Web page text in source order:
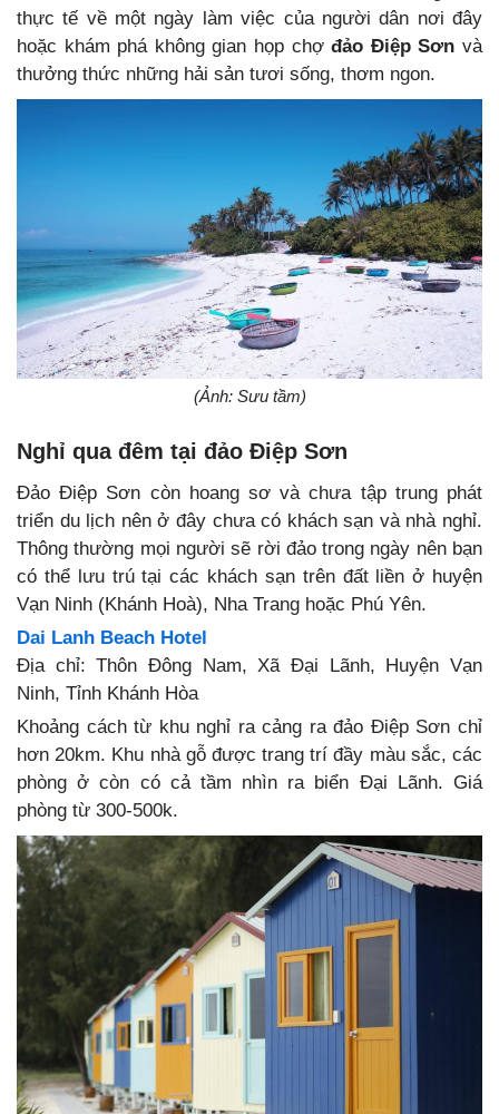
thực tế về một ngày làm việc của người dân nơi đây
hoặc khám phá không gian họp chợđảo Điệp Sơn và
thưởng thức những hải sản tươi sống, thơm ngon.
(Ảnh: Sưu tầm)
Nghỉ qua đêm tại đảo Điệp Sơn
Đảo Điệp Sơn còn hoang sơ và chưa tập trung phát
triển du lịch nên ở đây chưa có khách sạn và nhà nghỉ.
Thông thường mọi người sẽ rời đảo trong ngày nên bạn
có thể lưu trú tại các khách sạn trên đất liền ở huyện
Vạn Ninh (Khánh Hoà), Nha Trang hoặc Phú Yên.
Dai Lanh Beach Hotel
Địa chỉ: Thôn Đông Nam, Xã Đại Lãnh, Huyện Vạn
Ninh, Tỉnh Khánh Hòa
Khoảng cách từ khu nghỉ ra cảng ra đảo Điệp Sơn chỉ
hơn 20km. Khu nhà gỗ được trang trí đầy màu sắc, các
phòng ở còn có cả tầm nhìn ra biển Đại Lãnh. Giá
phòng từ 300-500k.